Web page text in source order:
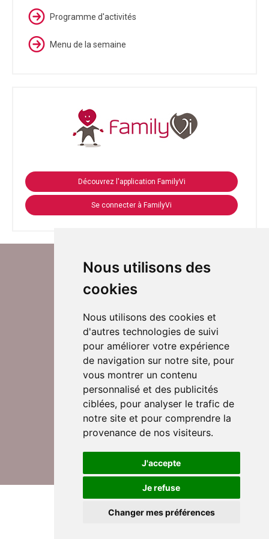
Nous utilisons des
cookies
Nous utilisons des cookies et
d'autres technologies de suivi
pour améliorer votre expérience
de navigation sur notre site, pour
vous montrer un contenu
personnalisé et des publicités
ciblées, pour analyser le trafic de
notre site et pour comprendre la
provenance de nos visiteurs.
J'accepte
Je refuse
Changer mes préférences
Programme d'activités
Menu de la semaine
Découvrez l'application FamilyVi
Se connecter à FamilyVi
Suivez-nous sur Twitter
Rejoignez nos équipes
Nous contacter
© DomusVi 2026
Mentions légales